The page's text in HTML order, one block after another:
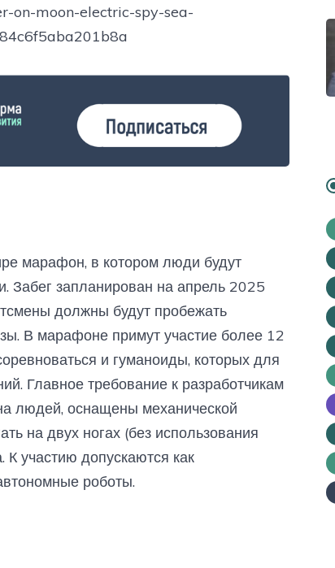
on-moon-electric-spy-sea-
марафон, в котором люди будут
Забег запланирован на апрель 2025
должны будут пробежать
В марафоне примут участие более 12
и гуманоиды, которых для
Главное требование к разработчикам
людей, оснащены механической
на двух ногах (без использования
участию допускаются как
роботы.